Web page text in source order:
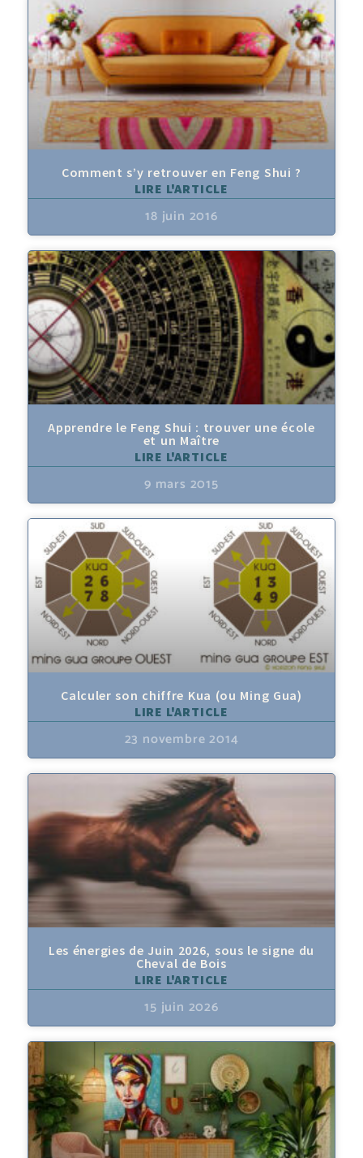
Comment s’y retrouver en Feng Shui ?
LIRE L'ARTICLE
18 juin 2016
Apprendre le Feng Shui : trouver une école
et un Maître
LIRE L'ARTICLE
9 mars 2015
Calculer son chiffre Kua (ou Ming Gua)
LIRE L'ARTICLE
23 novembre 2014
Les énergies de Juin 2026, sous le signe du
Cheval de Bois
LIRE L'ARTICLE
15 juin 2026